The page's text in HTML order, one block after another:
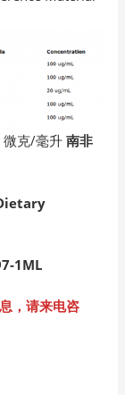
克/毫升南非
1ML
，请来电咨